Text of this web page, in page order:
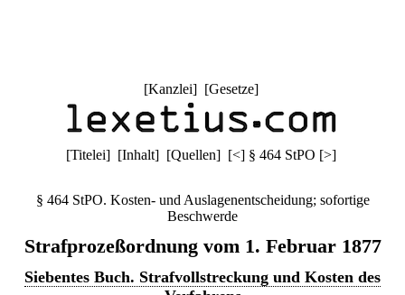
[Kanzlei] [Gesetze]
[Titelei] [Inhalt] [Quellen] [<] § 464 StPO [>]
§ 464 StPO. Kosten- und Auslagenentscheidung; sofortige
Beschwerde
Strafprozeßordnung vom 1. Februar 1877
Siebentes Buch. Strafvollstreckung und Kosten des